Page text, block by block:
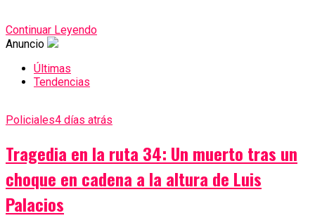
Continuar Leyendo
Anuncio
Últimas
Tendencias
Policiales4 días atrás
Tragedia en la ruta 34: Un muerto tras un
choque en cadena a la altura de Luis
Palacios